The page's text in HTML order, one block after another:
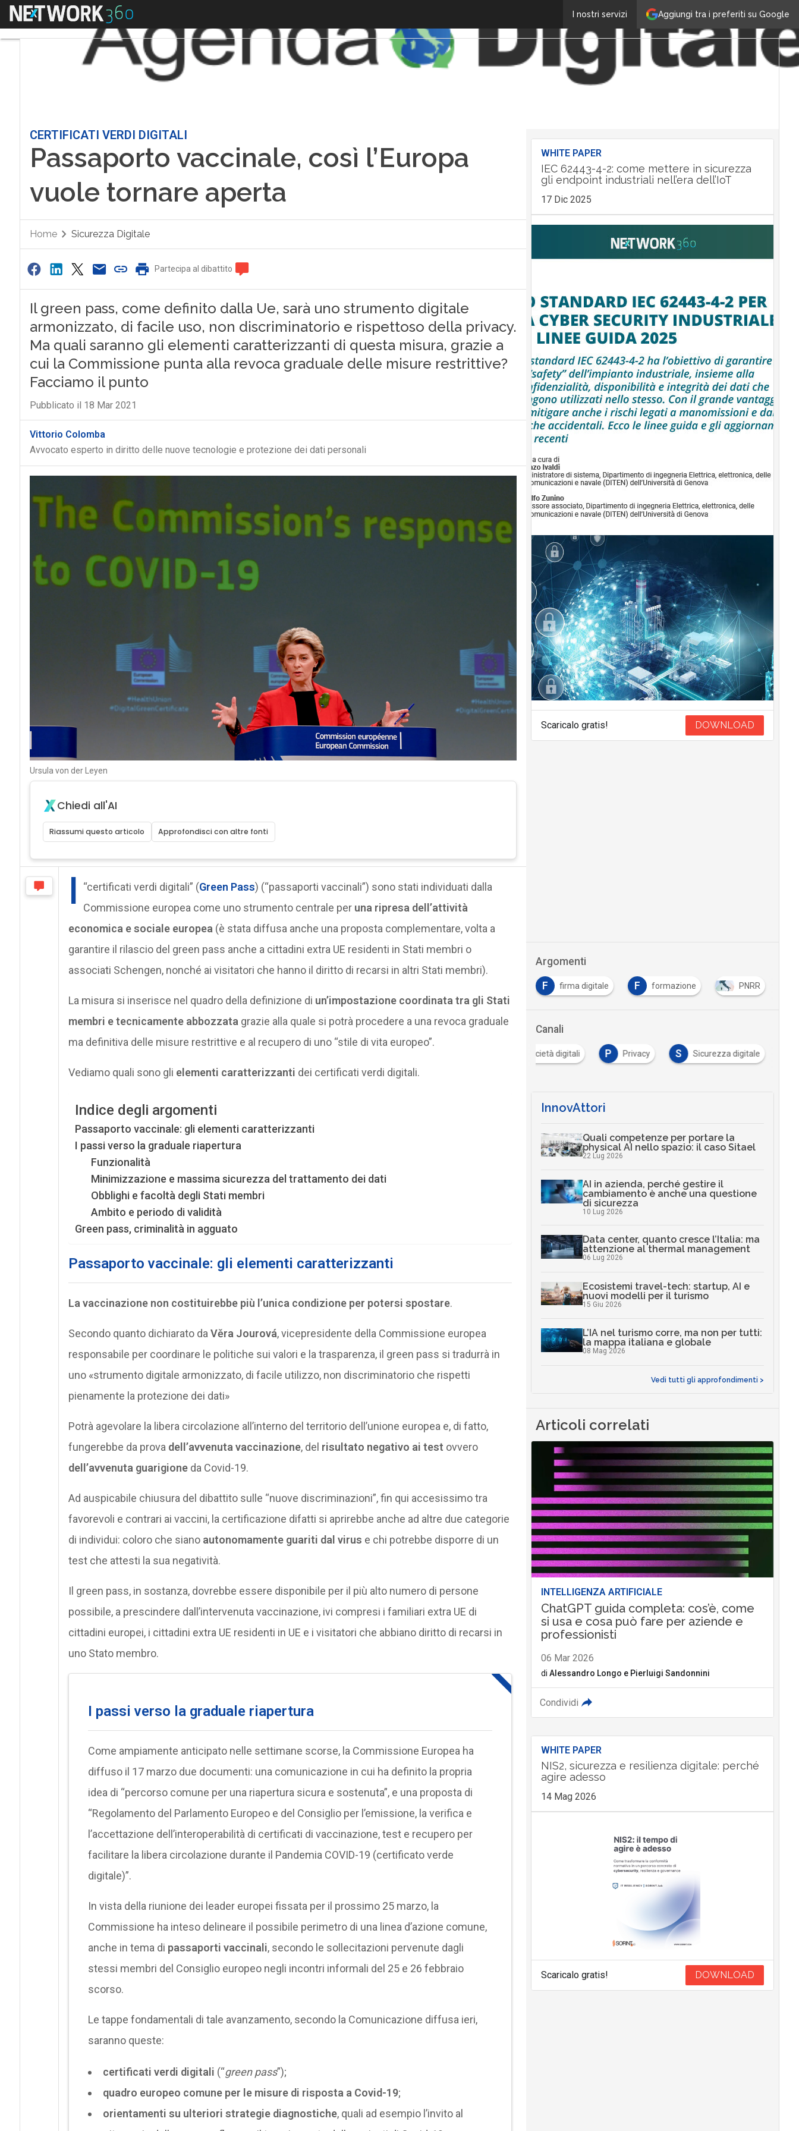
Aggiungi tra i preferiti su Google
I nostri servizi
Menu
CERTIFICATI VERDI DIGITALI
Passaporto vaccinale, così l’Europa
vuole tornare aperta
Home Sicurezza Digitale
Partecipa al dibattito
Il green pass, come definito dalla Ue, sarà uno strumento digitale
armonizzato, di facile uso, non discriminatorio e rispettoso della privacy.
Ma quali saranno gli elementi caratterizzanti di questa misura, grazie a
cui la Commissione punta alla revoca graduale delle misure restrittive?
Facciamo il punto
Pubblicato il 18 Mar 2021
Vittorio Colomba
Avvocato esperto in diritto delle nuove tecnologie e protezione dei dati personali
Ursula von der Leyen
Chiedi all'AI
Riassumi questo articolo Approfondisci con altre fonti
I “certificati verdi digitali” (Green Pass) (“passaporti vaccinali”) sono stati individuati dalla
Commissione europea come uno strumento centrale per una ripresa dell’attività
economica e sociale europea (è stata diffusa anche una proposta complementare, volta a
garantire il rilascio del green pass anche a cittadini extra UE residenti in Stati membri o
associati Schengen, nonché ai visitatori che hanno il diritto di recarsi in altri Stati membri).
La misura si inserisce nel quadro della definizione di un’impostazione coordinata tra gli Stati
membri e tecnicamente abbozzata grazie alla quale si potrà procedere a una revoca graduale
ma definitiva delle misure restrittive e al recupero di uno “stile di vita europeo”.
Vediamo quali sono gli elementi caratterizzanti dei certificati verdi digitali.
Indice degli argomenti
Passaporto vaccinale: gli elementi caratterizzanti
I passi verso la graduale riapertura
Funzionalità
Minimizzazione e massima sicurezza del trattamento dei dati
Obblighi e facoltà degli Stati membri
Ambito e periodo di validità
Green pass, criminalità in agguato
Passaporto vaccinale: gli elementi caratterizzanti
La vaccinazione non costituirebbe più l’unica condizione per potersi spostare.
Secondo quanto dichiarato da Věra Jourová, vicepresidente della Commissione europea
responsabile per coordinare le politiche sui valori e la trasparenza, il green pass si tradurrà in
uno «strumento digitale armonizzato, di facile utilizzo, non discriminatorio che rispetti
pienamente la protezione dei dati»
Potrà agevolare la libera circolazione all’interno del territorio dell’unione europea e, di fatto,
fungerebbe da prova dell’avvenuta vaccinazione, del risultato negativo ai test ovvero
dell’avvenuta guarigioneda Covid-19.
Ad auspicabile chiusura del dibattito sulle “nuove discriminazioni”, fin qui accesissimo tra
favorevoli e contrari ai vaccini, la certificazione difatti si aprirebbe anche ad altre due categorie
di individui: coloro che siano autonomamente guariti dal virus e chi potrebbe disporre di un
test che attesti la sua negatività.
Il green pass, in sostanza, dovrebbe essere disponibile per il più alto numero di persone
possibile, a prescindere dall’intervenuta vaccinazione, ivi compresi i familiari extra UE di
cittadini europei, i cittadini extra UE residenti in UE e i visitatori che abbiano diritto di recarsi in
uno Stato membro.
I passi verso la graduale riapertura
Come ampiamente anticipato nelle settimane scorse, la Commissione Europea ha
diffuso il 17 marzo due documenti: una comunicazione in cui ha definito la propria
idea di “percorso comune per una riapertura sicura e sostenuta”, e una proposta di
“Regolamento del Parlamento Europeo e del Consiglio per l’emissione, la verifica e
l’accettazione dell’interoperabilità di certificati di vaccinazione, test e recupero per
facilitare la libera circolazione durante il Pandemia COVID-19 (certificato verde
digitale)”.
In vista della riunione dei leader europei fissata per il prossimo 25 marzo, la
Commissione ha inteso delineare il possibile perimetro di una linea d’azione comune,
anche in tema di passaporti vaccinali, secondo le sollecitazioni pervenute dagli
stessi membri del Consiglio europeo negli incontri informali del 25 e 26 febbraio
scorso.
Le tappe fondamentali di tale avanzamento, secondo la Comunicazione diffusa ieri,
saranno queste:
certificati verdi digitali (“green pass”);
quadro europeo comune per le misure di risposta a Covid-19;
orientamenti su ulteriori strategie diagnostiche, quali ad esempio l’invito al
WHITE PAPER
IEC 62443-4-2: come mettere in sicurezza
gli endpoint industriali nell’era dell’IoT
17 Dic 2025
Scaricalo gratis! DOWNLOAD
Argomenti
F firma digitale F formazione PNRR
Canali
Cultura e società digitali P Privacy S Sicurezza digitale
InnovAttori
Quali competenze per portare la
physical AI nello spazio: il caso Sitael
22 Lug 2026
AI in azienda, perché gestire il
cambiamento è anche una questione
di sicurezza
10 Lug 2026
Data center, quanto cresce l’Italia: ma
attenzione al thermal management
06 Lug 2026
Ecosistemi travel-tech: startup, AI e
nuovi modelli per il turismo
15 Giu 2026
L’IA nel turismo corre, ma non per tutti:
la mappa italiana e globale
08 Mag 2026
Vedi tutti gli approfondimenti >
Articoli correlati
INTELLIGENZA ARTIFICIALE
ChatGPT guida completa: cos’è, come
si usa e cosa può fare per aziende e
professionisti
06 Mar 2026
di Alessandro Longo e Pierluigi Sandonnini
Condividi
WHITE PAPER
NIS2, sicurezza e resilienza digitale: perché
agire adesso
14 Mag 2026
Scaricalo gratis! DOWNLOAD